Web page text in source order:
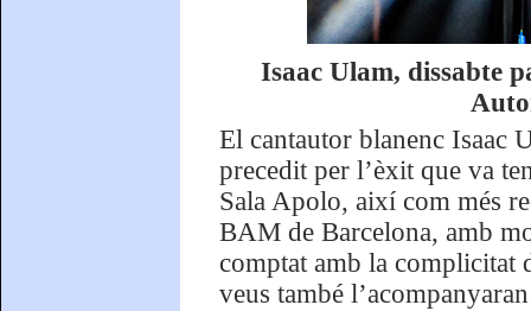
Isaac Ulam, dissabte
El cantautor blanenc Isaac
precedit per l’èxit que va
Sala Apolo, així com més
BAM de Barcelona, amb
comptat amb la complicitat
veus també